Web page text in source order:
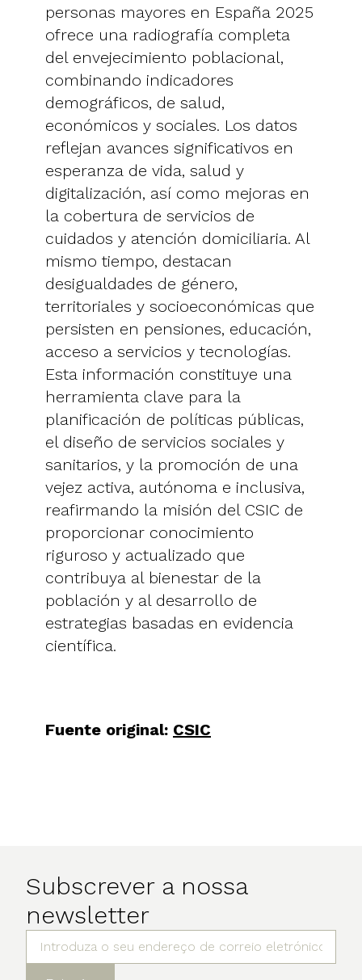
personas mayores en España 2025
ofrece una radiografía completa
del envejecimiento poblacional,
combinando indicadores
demográficos, de salud,
económicos y sociales. Los datos
reflejan avances significativos en
esperanza de vida, salud y
digitalización, así como mejoras en
la cobertura de servicios de
cuidados y atención domiciliaria. Al
mismo tiempo, destacan
desigualdades de género,
territoriales y socioeconómicas que
persisten en pensiones, educación,
acceso a servicios y tecnologías.
Esta información constituye una
herramienta clave para la
planificación de políticas públicas,
el diseño de servicios sociales y
sanitarios, y la promoción de una
vejez activa, autónoma e inclusiva,
reafirmando la misión del CSIC de
proporcionar conocimiento
riguroso y actualizado que
contribuya al bienestar de la
población y al desarrollo de
estrategias basadas en evidencia
científica.
Fuente original: CSIC
Subscrever a nossa
newsletter